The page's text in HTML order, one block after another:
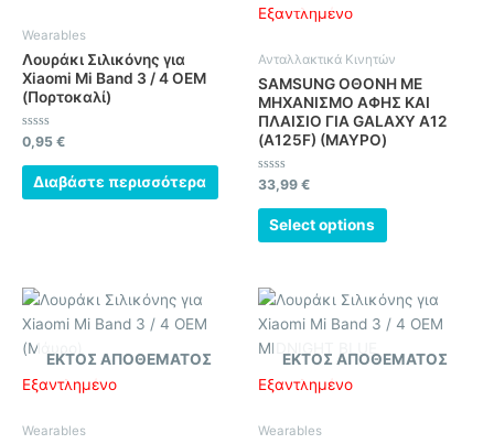
Wearables
Λουράκι Σιλικόνης για
Xiaomi Mi Band 3 / 4 OEM
(Πορτοκαλί)
Βαθμολογήθηκε
με
0
από
0,95 €
Διαβάστε περισσότερα
Εξαντλημένο
Ανταλλακτικά Κινητών
SAMSUNG ΟΘΟΝΗ ΜΕ
ΜΗΧΑΝΙΣΜΟ ΑΦΗΣ ΚΑΙ
ΠΛΑΙΣΙΟ ΓΙΑ GALAXY A12
(A125F) (ΜΑΥΡΟ)
Βαθμολογήθηκε
0
από
33,99 €
Select options
ΕΚΤΌΣ ΑΠΟΘΈΜΑΤΟΣ
Εξαντλημένο
Wearables
ΕΚΤΌΣ ΑΠΟΘΈΜΑΤΟΣ
Εξαντλημένο
Wearables